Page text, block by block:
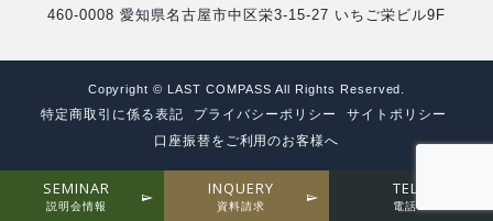
SEMINAR
説明会情報
INQUERY
資料請求
TEL
電話
460-0008 愛知県名古屋市中区栄3-15-27 いちご栄ビル9F
Copyright © LAST COMPASS All Rights Reserved.
特定商取引に係る表記 プライバシーポリシー
サイトポリシー
口座振替をご利用のお客様へ